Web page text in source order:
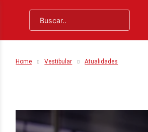
Home Vestibular Atualidades